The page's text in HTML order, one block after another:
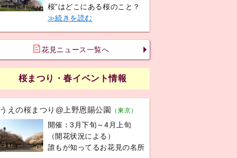
桜”はどこにある桜のこと？
≫続きを読む
花見ニュース一覧へ
桜まつり・春イベント情報
うえの桜まつり@上野恩賜公園 （東京）
開催：3月下旬～4月上旬
（開花状況による）
誰もが知ってるお花見の名所